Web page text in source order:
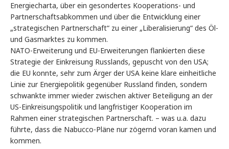
Energiecharta, über ein gesondertes Kooperations- und
Partnerschaftsabkommen und über die Entwicklung einer
„strategischen Partnerschaft“ zu einer „Liberalisierung“ des Öl-
und Gasmarktes zu kommen.
NATO-Erweiterung und EU-Erweiterungen flankierten diese
Strategie der Einkreisung Russlands, gepuscht von den USA;
die EU konnte, sehr zum Ärger der USA keine klare einheitliche
Linie zur Energiepolitik gegenüber Russland finden, sondern
schwankte immer wieder zwischen aktiver Beteiligung an der
US-Einkreisungspolitik und langfristiger Kooperation im
Rahmen einer strategischen Partnerschaft. – was u.a. dazu
führte, dass die Nabucco-Pläne nur zögernd voran kamen und
kommen.